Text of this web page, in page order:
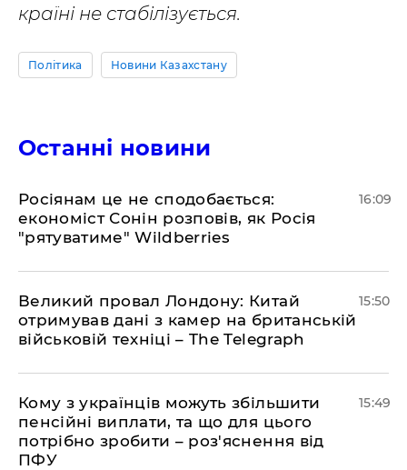
країні не стабілізується.
Політика Новини Казахстану
Останні новини
Росіянам це не сподобається:
економіст Сонін розповів, як Росія
"рятуватиме" Wildberries
16:09
Великий провал Лондону: Китай
отримував дані з камер на британській
військовій техніці – The Telegraph
15:50
Кому з українців можуть збільшити
пенсійні виплати, та що для цього
потрібно зробити – роз'яснення від
ПФУ
15:49